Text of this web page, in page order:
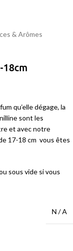
& Arômes
18cm
qu’elle dégage, la
sont les
et avec notre
17-18 cm vous êtes
sous vide si vous
N / A